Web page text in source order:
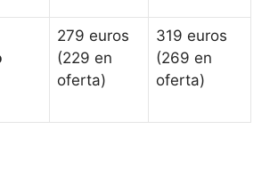
279 euros
(229 en
oferta)
319 euros
(269 en
oferta)